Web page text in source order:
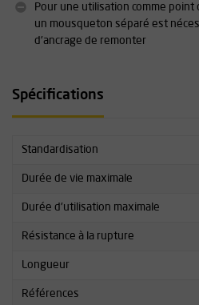
Vous trouverez les spécifications
SnakeAnchor au bas de cette
Téléchargements
Pour une utilisation comme point
un mousqueton séparé est
d'ancrage de remonter
Spécifications
Standardisation
Durée de vie maximale
Durée d'utilisation maximale
Résistance à la rupture
Longueur
Références